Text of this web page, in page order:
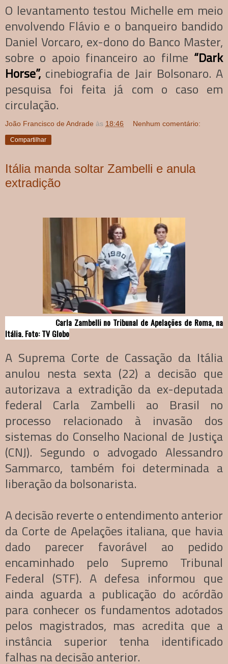
O levantamento testou Michelle em meio
envolvendo Flávio e o banqueiro bandido
Daniel Vorcaro, ex-dono do Banco Master,
sobre o apoio financeiro ao filme “Dark
Horse”, cinebiografia de Jair Bolsonaro. A
pesquisa foi feita já com o caso em
circulação.
João Francisco de Andrade às 18:46 Nenhum comentário:
Compartilhar
Itália manda soltar Zambelli e anula
extradição
Carla Zambelli no Tribunal de Apelações de Roma, na
Itália. Foto: TV Globo
A Suprema Corte de Cassação da Itália
anulou nesta sexta (22) a decisão que
autorizava a extradição da ex-deputada
federal Carla Zambelli ao Brasil no
processo relacionado à invasão dos
sistemas do Conselho Nacional de Justiça
(CNJ). Segundo o advogado Alessandro
Sammarco, também foi determinada a
liberação da bolsonarista.
A decisão reverte o entendimento anterior
da Corte de Apelações italiana, que havia
dado parecer favorável ao pedido
encaminhado pelo Supremo Tribunal
Federal (STF). A defesa informou que
ainda aguarda a publicação do acórdão
para conhecer os fundamentos adotados
pelos magistrados, mas acredita que a
instância superior tenha identificado
falhas na decisão anterior.